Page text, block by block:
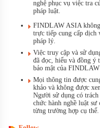
nghệ phục vụ việc tra
pháp luật.
FINDLAW ASIA
trực tiếp cung cấp dịch
pháp lý.
Việc truy cập và sử
đã đọc, hiểu và đồng ý
bảo mật của FINDLAW
Mọi thông tin được
khảo và không được
Người sử dụng có
chức hành nghề luật
từng trường hợp cụ thể.